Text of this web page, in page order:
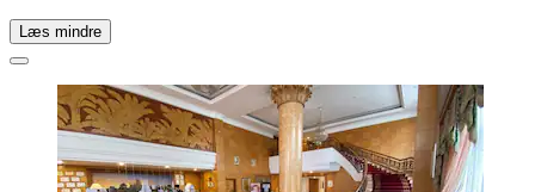
Læs mindre